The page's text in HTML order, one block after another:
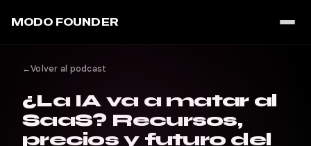
MODO FOUNDER
←Volver al podcast
¿La IA va a matar al
SaaS? Recursos,
precios y futuro del